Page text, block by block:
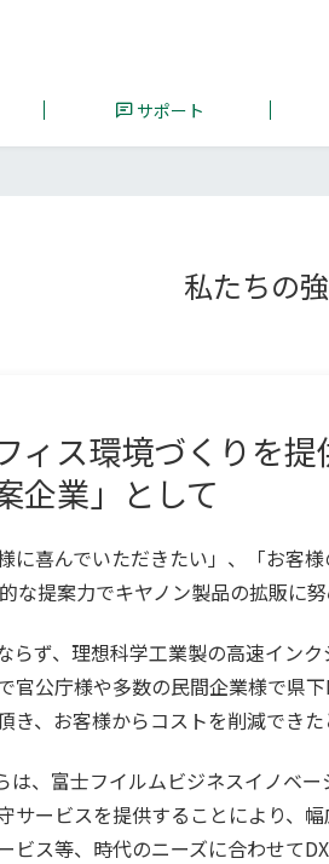
サポート
私たちの
ィス環境づくりを提
企業」として
に喜んでいただきたい」、「お客
な提案力でキヤノン製品の拡販に努
らず、理想科学工業製の高速イン
官公庁様や多数の民間企業様で県
き、お客様からコストを削減できた
は、富士フイルムビジネスイノベ
サービスを提供することにより、
ビス等、時代のニーズに合わせて